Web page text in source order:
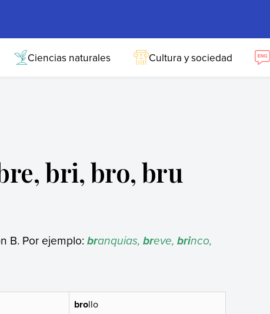
Ciencias naturales Cultura y sociedad
bri, bro, bru
B. Por ejemplo: branquias, breve, brinco,
brollo